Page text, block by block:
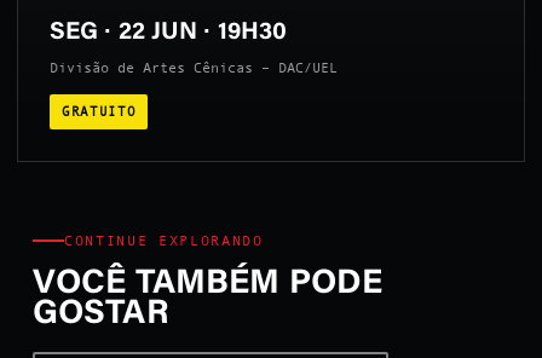
SEG · 22 JUN · 19H30
Divisão de Artes Cênicas – DAC/UEL
GRATUITO
CONTINUE EXPLORANDO
VOCÊ TAMBÉM PODE
GOSTAR